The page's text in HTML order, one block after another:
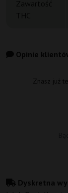
Opinie
Znasz już
Dyskretna